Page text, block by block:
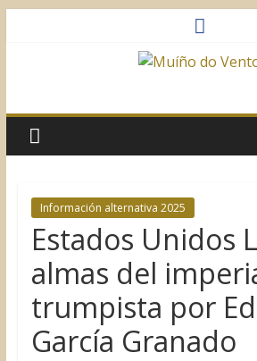
do
Vento
Asociación
Sociocultural
Información alternativa 2025
Estados Unidos
almas del
trumpista por
García Granado